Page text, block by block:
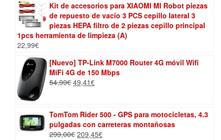
Kit de accesorios para XIAOMI MI Robot piezas
de repuesto de vacío 3 PCS cepillo lateral 3
piezas HEPA filtro de 2 piezas cepillo principal
1pcs herramienta de limpieza (A)
22,99€
[Nuevo] TP-Link M7000 Router 4G móvil Wifi
MiFi 4G de 150 Mbps
54,99€ El
era:
54,99€.
49,41€El
es:
49,41€.
TomTom Rider 500 - GPS para motocicletas, 4.3
pulgadas con carreteras montañosas
299,00€ El
209,45€El